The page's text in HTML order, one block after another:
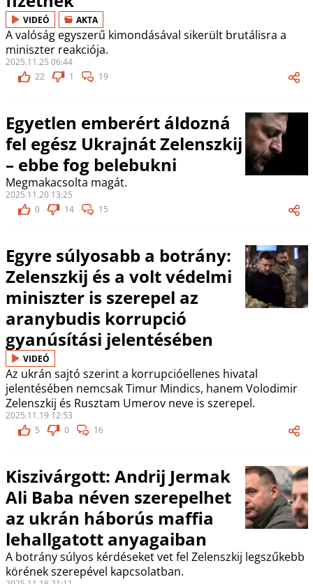
VIDEÓ AKTA
A valóság egyszerű kimondásával sikerült brutálisra a
miniszter reakciója.
2025.11.25 06:44
22
1 19
Egyetlen emberért áldozná
fel egész Ukrajnát Zelenszkij
– ebbe fog belebukni
Megmakacsolta magát.
2025.11.20 13:25
0
14 15
Egyre súlyosabb a botrány:
Zelenszkij és a volt védelmi
miniszter is szerepel az
aranybudis korrupció
gyanúsítási jelentésében
VIDEÓ
Az ukrán sajtó szerint a korrupcióellenes hivatal
jelentésében nemcsak Timur Mindics, hanem Volodimir
Zelenszkij és Rusztam Umerov neve is szerepel.
2025.11.19 12:53
5
0 16
Kiszivárgott: Andrij Jermak
Ali Baba néven szerepelhet
az ukrán háborús maffia
lehallgatott anyagaiban
A botrány súlyos kérdéseket vet fel Zelenszkij legszűkebb
körének szerepével kapcsolatban.